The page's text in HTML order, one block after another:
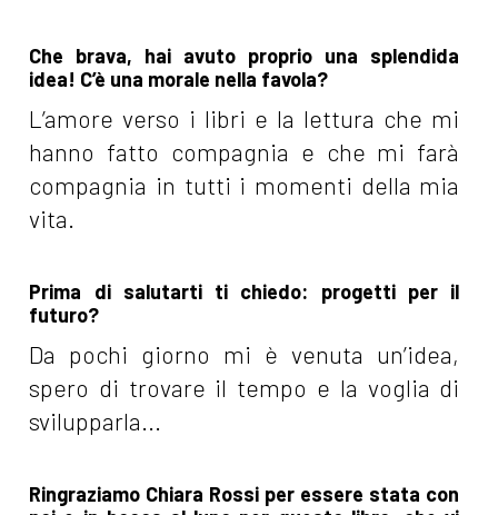
Che brava, hai avuto proprio una splendida
idea! C’è una morale nella favola?
L’amore verso i libri e la lettura che mi
hanno fatto compagnia e che mi farà
compagnia in tutti i momenti della mia
vita.
Prima di salutarti ti chiedo: progetti per il
futuro?
Da pochi giorno mi è venuta un’idea,
spero di trovare il tempo e la voglia di
svilupparla...
Ringraziamo Chiara Rossi per essere stata con